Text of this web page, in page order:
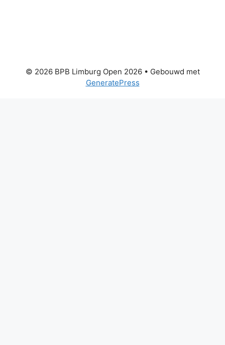
© 2026 BPB Limburg Open 2026• Gebouwd met
GeneratePress